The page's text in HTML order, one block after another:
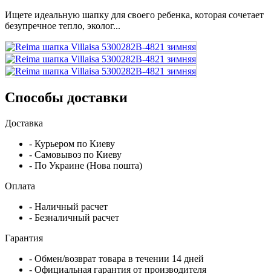
Ищете идеальную шапку для своего ребенка, которая сочетает
безупречное тепло, эколог...
Способы доставки
Доставка
- Курьером по Киеву
- Самовывоз по Киеву
- По Украине (Нова пошта)
Оплата
- Наличный расчет
- Безналичный расчет
Гарантия
- Обмен/возврат товара в течении 14 дней
- Официальная гарантия от производителя